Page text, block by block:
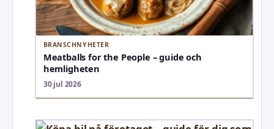
BRANSCHNYHETER
Meatballs for the People – guide och
hemligheten
30 jul 2026